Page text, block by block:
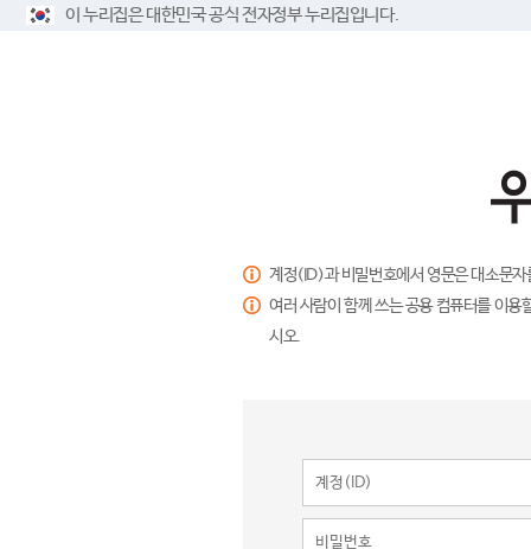
이 누리집은 대한민국 공식 전자정부 누리집입니다.
계정(ID)과 비밀번호에서 영문은 대소문
여러 사람이 함께 쓰는 공용 컴퓨터를 이
시오.